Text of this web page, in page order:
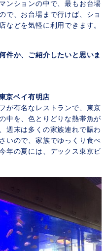
ンションの中で、最もお台場
で、お台場まで行けば、ショ
などを気軽に利用できます。
件か、ご紹介したいと思いま
京ベイ有明店
が有名なレストランで、東京
中を、色とりどりな熱帯魚が
週末は多くの家族連れで賑わ
いので、家族でゆっくり食べ
年の夏には、デックス東京ビ